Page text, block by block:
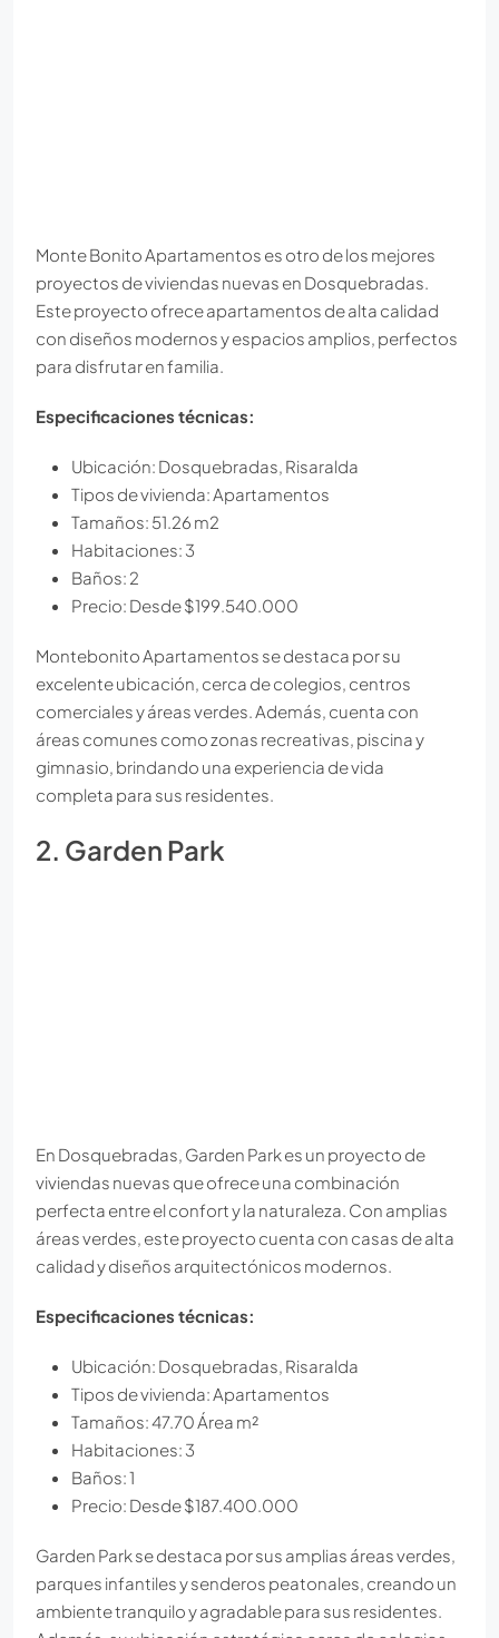
Monte Bonito Apartamentos es otro de los mejores
proyectos de viviendas nuevas en Dosquebradas.
Este proyecto ofrece apartamentos de alta calidad
con diseños modernos y espacios amplios, perfectos
para disfrutar en familia.
Especificaciones técnicas:
Ubicación: Dosquebradas, Risaralda
Tipos de vivienda: Apartamentos
Tamaños: 51.26 m2
Habitaciones: 3
Baños: 2
Precio: Desde $199.540.000
Montebonito Apartamentos se destaca por su
excelente ubicación, cerca de colegios, centros
comerciales y áreas verdes. Además, cuenta con
áreas comunes como zonas recreativas, piscina y
gimnasio, brindando una experiencia de vida
completa para sus residentes.
2. Garden Park
En Dosquebradas, Garden Park es un proyecto de
viviendas nuevas que ofrece una combinación
perfecta entre el confort y la naturaleza. Con amplias
áreas verdes, este proyecto cuenta con casas de alta
calidad y diseños arquitectónicos modernos.
Especificaciones técnicas:
Ubicación: Dosquebradas, Risaralda
Tipos de vivienda: Apartamentos
Tamaños: 47.70 Área m²
Habitaciones: 3
Baños: 1
Precio: Desde $187.400.000
Garden Park se destaca por sus amplias áreas verdes,
parques infantiles y senderos peatonales, creando un
ambiente tranquilo y agradable para sus residentes.